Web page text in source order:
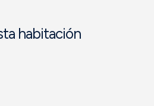
habitación